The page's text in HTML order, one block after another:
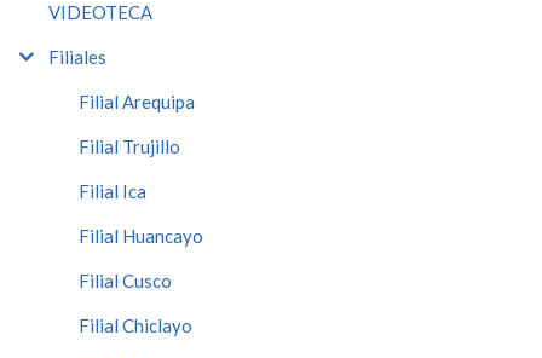
VIDEOTECA
Filiales
Filial Arequipa
Filial Trujillo
Filial Ica
Filial Huancayo
Filial Cusco
Filial Chiclayo